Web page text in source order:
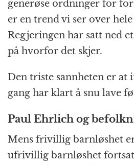
generøse ordninger for
er en trend vi ser over hele
Regjeringen har satt ned
på hvorfor det skjer.
Den triste sannheten er at
gang har klart å snu lave
Paul Ehrlich og
Mens frivillig barnløshet
ufrivillig barnløshet